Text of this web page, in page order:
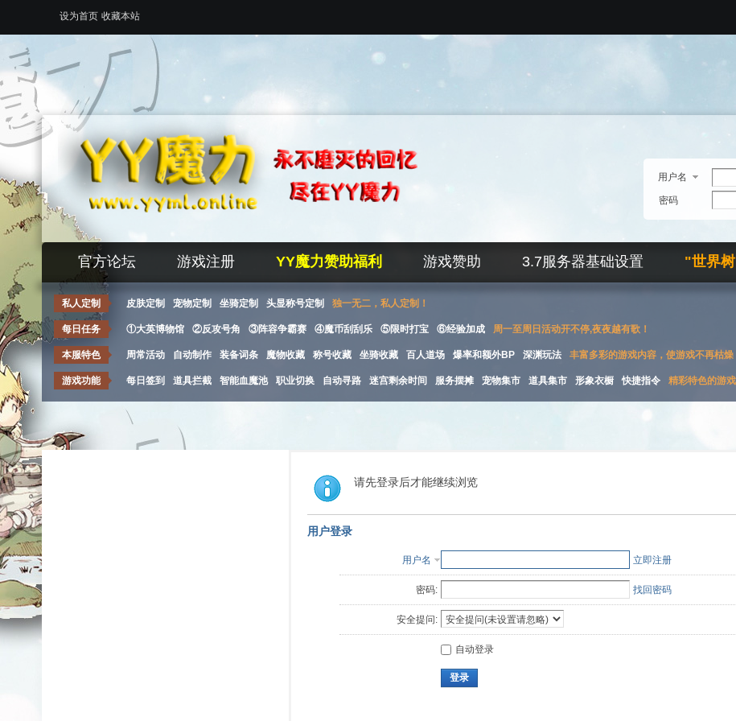
设为首页 收藏本站
用户名
密码
官方论坛 游戏注册 YY魔力赞助福利 游戏赞助 3.7服务器基础设置 "世界
私人定制 皮肤定制 宠物定制 坐骑定制 头显称号定制 独一无二，私人定制！
每日任务 ①大英博物馆 ②反攻号角 ③阵容争霸赛 ④魔币刮刮乐 ⑤限时打宝 ⑥经验加成 周一至周日活动开不停,夜夜越有歌！
本服特色 周常活动 自动制作 装备词条 魔物收藏 称号收藏 坐骑收藏 百人道场 爆率和额外BP 深渊玩法 丰富多彩的游戏内容，使游戏不再枯燥
游戏功能 每日签到 道具拦截 智能血魔池 职业切换 自动寻路 迷宫剩余时间 服务摆摊 宠物集市 道具集市 形象衣橱 快捷指令 精彩特色的游
请先登录后才能继续浏览
用户登录
用户名 立即注册
密码: 找回密码
安全提问:
自动登录
登录